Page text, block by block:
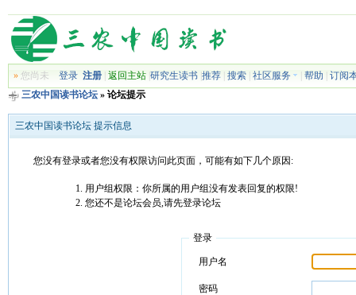
»您尚未 登录 注册| 返回主站| 研究生读书| 推荐| 搜索| 社区服务 帮助
订阅
三农中国读书论坛» 论坛提示
三农中国读书论坛 提示信息
您没有登录或者您没有权限访问此页面，可能有如下几个原因:
用户组权限：你所属的用户组没有发表回复的权限!
您还不是论坛会员,请先登录论坛
登录
用户名
密码